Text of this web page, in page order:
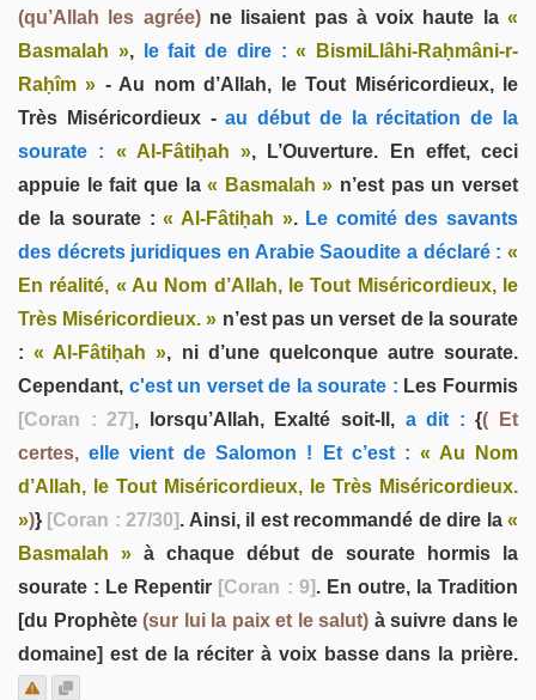
(qu’Allah les agrée)ne lisaient pas à voix haute la«
Basmalah »,le fait de dire : « BismiLlâhi-Raḥmâni-r-
Raḥîm » - Au nom d’Allah, le Tout Miséricordieux, le
Très Miséricordieux -au début de la récitation de la
sourate :
« Al-Fâtiḥah », L’Ouverture. En effet, ceci
appuie le fait que la« Basmalah » n’est pas un verset
de la sourate :« Al-Fâtiḥah ».Le comité des savants
des décrets juridiques en Arabie Saoudite a déclaré : «
En réalité, « Au Nom d’Allah, le Tout Miséricordieux, le
Très Miséricordieux. » n’est pas un verset de la sourate
:« Al-Fâtiḥah », ni d’une quelconque autre sourate.
Cependant, c'est un verset de la sourate : Les Fourmis
[Coran : 27], lorsqu’Allah, Exalté soit-Il, a dit : {( Et
certes, elle vient de Salomon ! Et c’est : « Au Nom
d’Allah, le Tout Miséricordieux, le Très Miséricordieux.
»)} [Coran : 27/30]. Ainsi, il est recommandé de dire la«
Basmalah » à chaque début de sourate hormis la
sourate : Le Repentir [Coran : 9]. En outre, la Tradition
[du Prophète (sur lui la paix et le salut) à suivre dans le
domaine] est de la réciter à voix basse dans la prière.